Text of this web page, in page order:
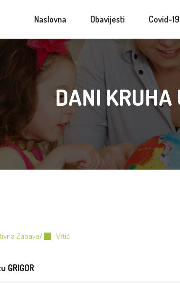
Naslovna Obavijesti Covid-19
DANI KRUHA
Zabava/
Vrtić